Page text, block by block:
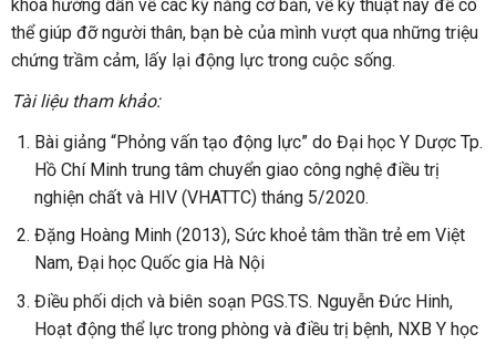
khóa hướng dẫn về các kỹ năng cơ bản, về kỹ thuật này để có
thể giúp đỡ người thân, bạn bè của mình vượt qua những triệu
chứng trầm cảm, lấy lại động lực trong cuộc sống.
Tài liệu tham khảo:
Bài giảng “Phỏng vấn tạo động lực” do Đại học Y Dược Tp.
Hồ Chí Minh trung tâm chuyển giao công nghệ điều trị
nghiện chất và HIV (VHATTC) tháng 5/2020.
Đặng Hoàng Minh (2013), Sức khoẻ tâm thần trẻ em Việt
Nam, Đại học Quốc gia Hà Nội
Điều phối dịch và biên soạn PGS.TS. Nguyễn Đức Hinh,
Hoạt động thể lực trong phòng và điều trị bệnh, NXB Y học